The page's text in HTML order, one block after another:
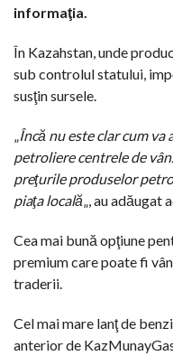
informaţia.
În Kazahstan, unde
sub controlul statului,
susţin sursele.
Încă nu este clar cum
petroliere centrele de
preţurile produselor
piaţa locală „, au adăugat
Cea mai bună opţiune
premium care poate fi
traderii.
Cel mai mare lanţ de
anterior de